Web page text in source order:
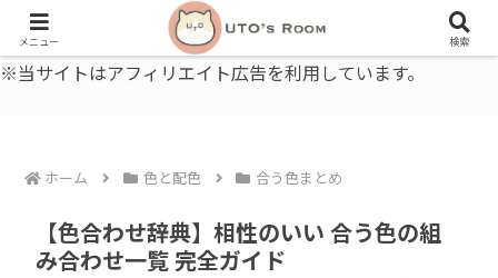
うとの部屋｜毎日に、ちょっと役立つ色と暮らし、健康のこと。
※当サイトはアフィリエイト広告を利用しています。
ホーム 色と配色 合う色まとめ
【色合わせ辞典】相性のいい 合う色の組
み合わせ一覧 完全ガイド
メニュー 検索